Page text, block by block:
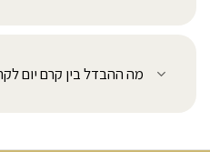
מה ההבדל בין קרם יום